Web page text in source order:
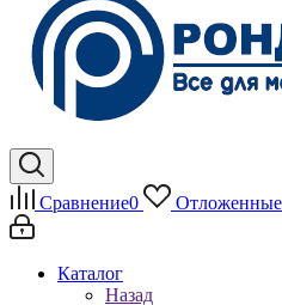
Сравнение0 Отложенные
Каталог
Назад